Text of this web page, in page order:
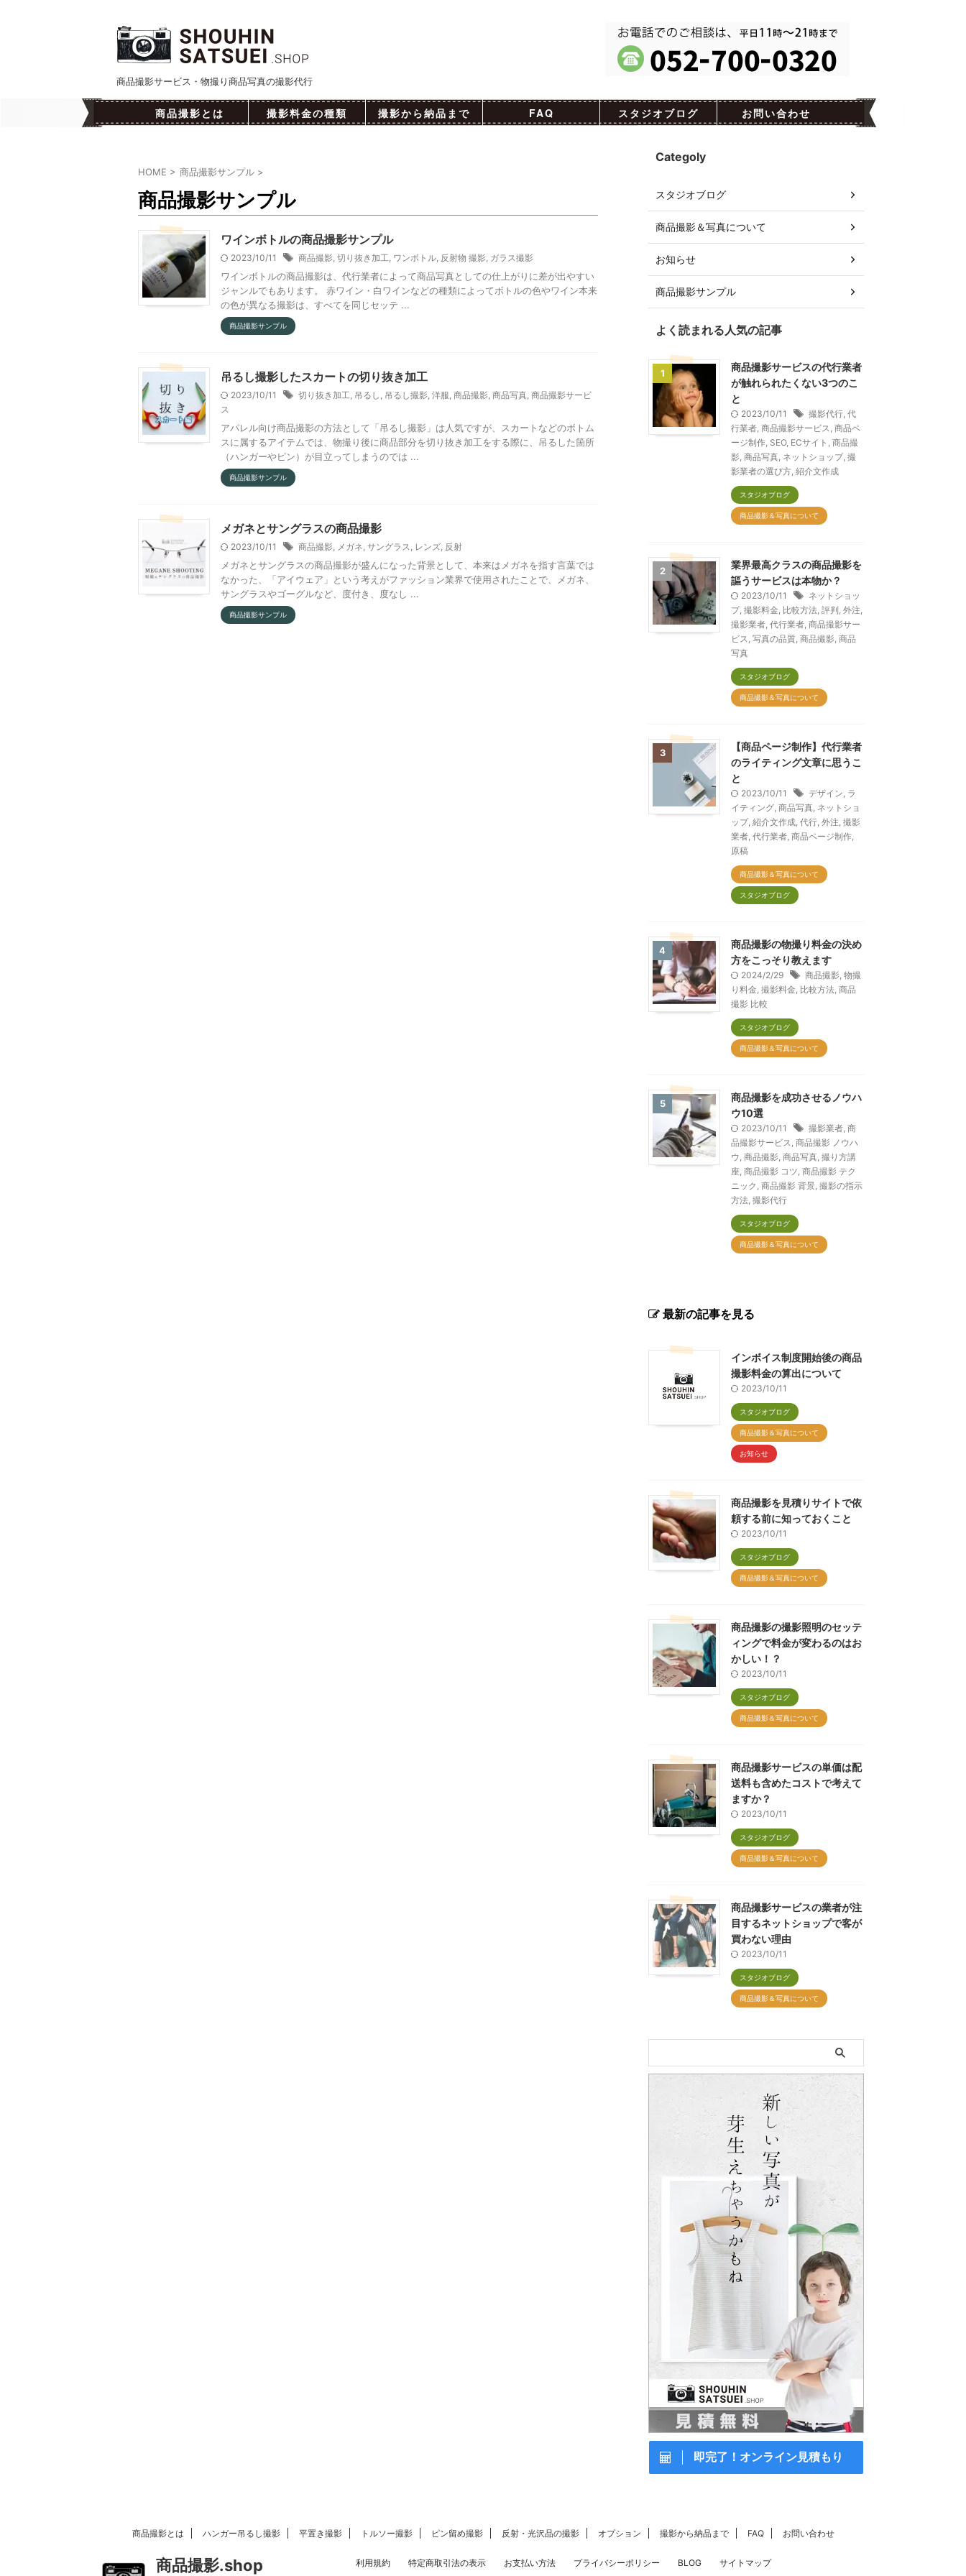
商品撮影サービス・物撮り商品写真の撮影代行
商品撮影とは 撮影料金の種類 撮影から納品まで FAQ スタジオブログ お問い合わせ
HOME > 商品撮影サンプル >
商品撮影サンプル
ワインボトルの商品撮影サンプル
2023/10/11 商品撮影, 切り抜き加工, ワンボトル, 反射物 撮影, ガラス撮影
ワインボトルの商品撮影は、代行業者によって商品写真としての仕上がりに差が出やすい
ジャンルでもあります。 赤ワイン・白ワインなどの種類によってボトルの色やワイン本来
の色が異なる撮影は、すべてを同じセッテ ...
商品撮影サンプル
吊るし撮影したスカートの切り抜き加工
2023/10/11 切り抜き加工, 吊るし , 吊るし撮影, 洋服, 商品撮影, 商品写真, 商品撮影サービ
ス
アパレル向け商品撮影の方法として「吊るし撮影」は人気ですが、スカートなどのボトム
スに属するアイテムでは、物撮り後に商品部分を切り抜き加工をする際に、吊るした箇所
（ハンガーやピン）が目立ってしまうのでは ...
商品撮影サンプル
メガネとサングラスの商品撮影
2023/10/11 商品撮影, メガネ, サングラス, レンズ, 反射
メガネとサングラスの商品撮影が盛んになった背景として、本来はメガネを指す言葉では
なかった、「アイウェア」という考えがファッション業界で使用されたことで、メガネ、
サングラスやゴーグルなど、度付き、度なし ...
商品撮影サンプル
Categoly
スタジオブログ
商品撮影＆写真について
お知らせ
商品撮影サンプル
よく読まれる人気の記事
1
商品撮影サービスの代行業者
が触れられたくない3つのこ
と
2023/10/11 撮影代行, 代
行業者, 商品撮影サービス, 商品ペ
ージ制作, SEO, ECサイト , 商品撮
影, 商品写真, ネットショップ, 撮
影業者の選び方, 紹介文作成
スタジオブログ
商品撮影＆写真について
2
業界最高クラスの商品撮影を
謳うサービスは本物か？
2023/10/11
ネットショッ
プ, 撮影料金, 比較方法, 評判, 外注,
撮影業者, 代行業者, 商品撮影サー
ビス, 写真の品質, 商品撮影, 商品
写真
スタジオブログ
商品撮影＆写真について
3
【商品ページ制作】代行業者
のライティング文章に思うこ
と
2023/10/11 デザイン, ラ
イティング, 商品写真, ネットショ
ップ, 紹介文作成, 代行, 外注, 撮影
業者, 代行業者, 商品ページ制作,
原稿
商品撮影＆写真について
スタジオブログ
4
商品撮影の物撮り料金の決め
方をこっそり教えます
2024/2/29 商品撮影, 物撮
り料金, 撮影料金, 比較方法, 商品
撮影 比較
スタジオブログ
商品撮影＆写真について
5
商品撮影を成功させるノウハ
ウ10選
2023/10/11 撮影業者, 商
品撮影サービス, 商品撮影 ノウハ
ウ, 商品撮影, 商品写真, 撮り方講
座, 商品撮影 コツ, 商品撮影 テク
ニック , 商品撮影 背景, 撮影の指示
方法, 撮影代行
スタジオブログ
商品撮影＆写真について
最新の記事を見る
インボイス制度開始後の商品
撮影料金の算出について
2023/10/11
スタジオブログ
商品撮影＆写真について
お知らせ
商品撮影を見積りサイトで依
頼する前に知っておくこと
2023/10/11
スタジオブログ
商品撮影＆写真について
商品撮影の撮影照明のセッテ
ィングで料金が変わるのはお
かしい！？
2023/10/11
スタジオブログ
商品撮影＆写真について
商品撮影サービスの単価は配
送料も含めたコストで考えて
ますか？
2023/10/11
スタジオブログ
商品撮影＆写真について
商品撮影サービスの業者が注
目するネットショップで客が
買わない理由
2023/10/11
スタジオブログ
商品撮影＆写真について
即完了！オンライン見積もり
商品撮影とは ハンガー吊るし撮影 平置き撮影 トルソー撮影 ピン留め撮影 反射・光沢品の撮影 オプション 撮影から納品まで FAQ お問い合わせ
利用規約 特定商取引法の表示 お支払い方法 プライバシーポリシー BLOG サイトマップ
商品撮影.shop